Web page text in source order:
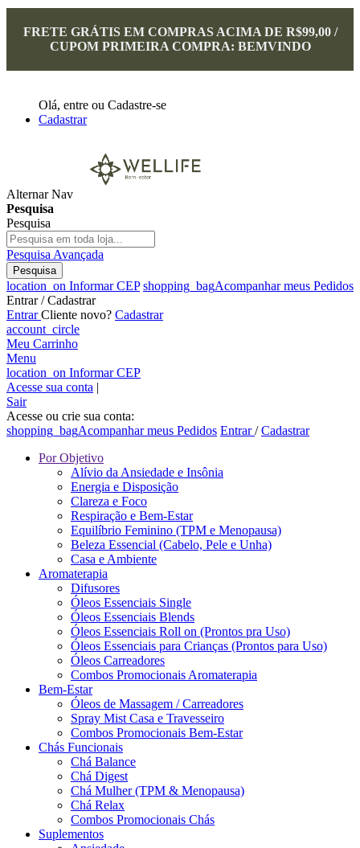
FRETE GRÁTIS EM COMPRAS ACIMA DE R$99,00 /
CUPOM PRIMEIRA COMPRA: BEMVINDO
Olá, entre ou Cadastre-se
Cadastrar
Alternar Nav
Pesquisa
Pesquisa
Pesquisa Avançada
Pesquisa
location_on Informar CEP shopping_bagAcompanhar meus Pedidos
Entrar / Cadastrar
EntrarCliente novo? Cadastrar
account_circle
Meu Carrinho
Menu
location_on Informar CEP
Acesse sua conta |
Sair
Acesse ou crie sua conta:
shopping_bagAcompanhar meus Pedidos Entrar/Cadastrar
Por Objetivo
Alívio da Ansiedade e Insônia
Energia e Disposição
Clareza e Foco
Respiração e Bem-Estar
Equilíbrio Feminino (TPM e Menopausa)
Beleza Essencial (Cabelo, Pele e Unha)
Casa e Ambiente
Aromaterapia
Difusores
Óleos Essenciais Single
Óleos Essenciais Blends
Óleos Essenciais Roll on (Prontos pra Uso)
Óleos Essenciais para Crianças (Prontos para Uso)
Óleos Carreadores
Combos Promocionais Aromaterapia
Bem-Estar
Óleos de Massagem / Carreadores
Spray Mist Casa e Travesseiro
Combos Promocionais Bem-Estar
Chás Funcionais
Chá Balance
Chá Digest
Chá Mulher (TPM & Menopausa)
Chá Relax
Combos Promocionais Chás
Suplementos